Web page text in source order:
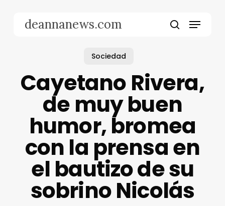
deannanews.com Menu
Sociedad
Cayetano Rivera,
de muy buen
humor, bromea
con la prensa en
el bautizo de su
sobrino Nicolás